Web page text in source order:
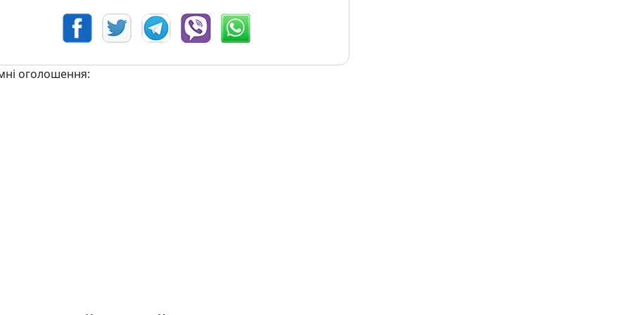
оголошення: